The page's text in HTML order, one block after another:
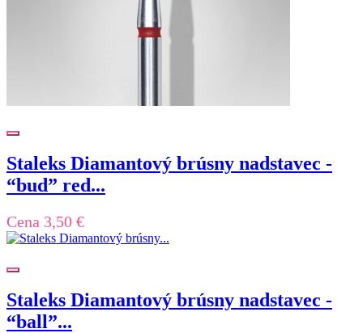
Staleks Diamantový brúsny nadstavec -
“bud” red...
Cena 3,50 €
Staleks Diamantový brúsny nadstavec -
“ball”...